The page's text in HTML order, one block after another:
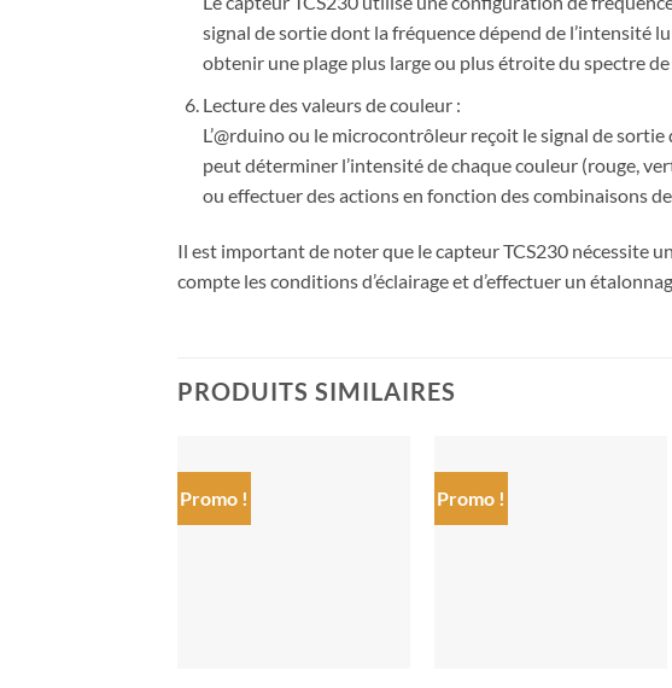
signal de sortie dont la fréquence dépend de l’intensité
obtenir une plage plus large ou plus étroite du spectre
Lecture des valeurs de couleur :
L’@rduino ou le microcontrôleur reçoit le signal de
peut déterminer l’intensité de chaque couleur (rouge,
ou effectuer des actions en fonction des combinaisons
Il est important de noter que le capteur TCS230 nécessite
compte les conditions d’éclairage et d’effectuer un
PRODUITS SIMILAIRES
Promo ! Promo !